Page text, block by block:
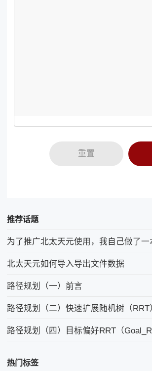
重置
推荐话题
为了推广北太天元使用，我自己做了一
北太天元如何导入导出文件数据
路径规划（一）前言
路径规划（二）快速扩展随机树（RRT
路径规划（四）目标偏好RRT（
热门标签